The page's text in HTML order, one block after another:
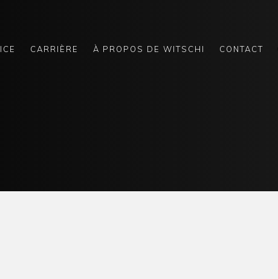
CARRIÈRE À PROPOS DE WITSCHI CONTACT